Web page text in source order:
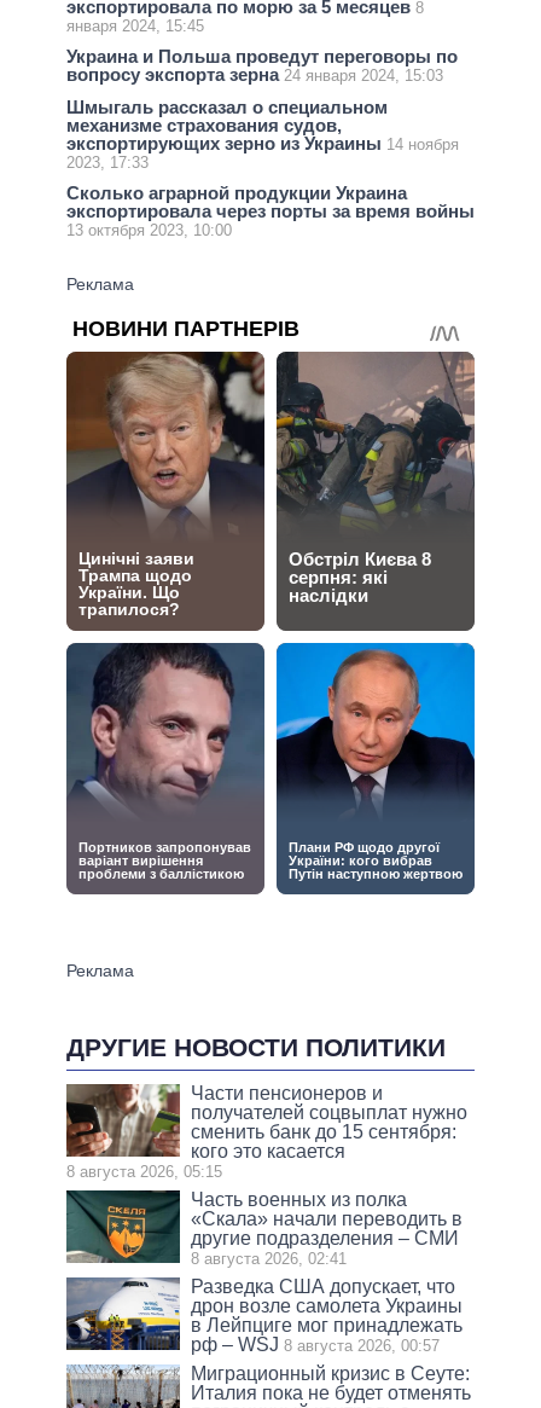
экспортировала по морю за 5 месяцев 8
января 2024, 15:45
Украина и Польша проведут переговоры по
вопросу экспорта зерна 24 января 2024, 15:03
Шмыгаль рассказал о специальном
механизме страхования судов,
экспортирующих зерно из Украины 14 ноября
2023, 17:33
Сколько аграрной продукции Украина
экспортировала через порты за время войны
13 октября 2023, 10:00
ДРУГИЕ НОВОСТИ ПОЛИТИКИ
Части пенсионеров и
получателей соцвыплат нужно
сменить банк до 15 сентября:
кого это касается
8 августа 2026, 05:15
Часть военных из полка
«Скала» начали переводить в
другие подразделения – СМИ
8 августа 2026, 02:41
Разведка США допускает, что
дрон возле самолета Украины
в Лейпциге мог принадлежать
рф – WSJ 8 августа 2026, 00:57
Миграционный кризис в Сеуте:
Италия пока не будет отменять